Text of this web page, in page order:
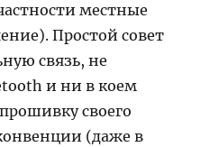
местные
Простой совет
связь, не
и ни в коем
своего
(даже в